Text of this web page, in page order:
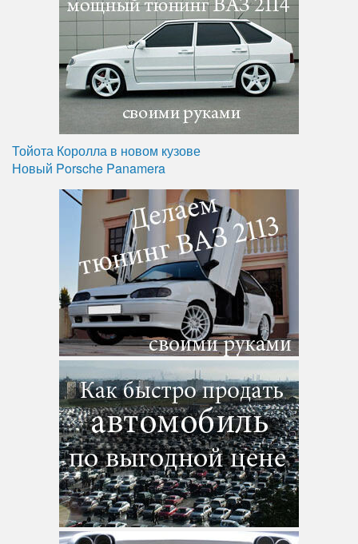
Тойота Королла в новом кузове
Новый Porsche Panamera